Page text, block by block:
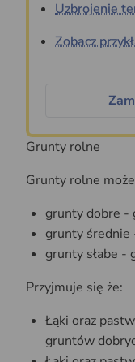
Uzbrojenie
Zobacz
Grunty rolne
Grunty rolne
grunty dobre -
grunty średnie
grunty słabe -
Przyjmuje się że:
Łąki oraz
gruntów